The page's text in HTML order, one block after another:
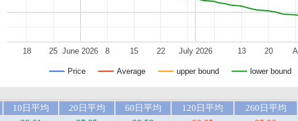
Price Average upper bound lower bound
June 2026 July 2026
18 25 8 15 22 13 20
10日平均 20日平均 60日平均 120日平均 260日平均